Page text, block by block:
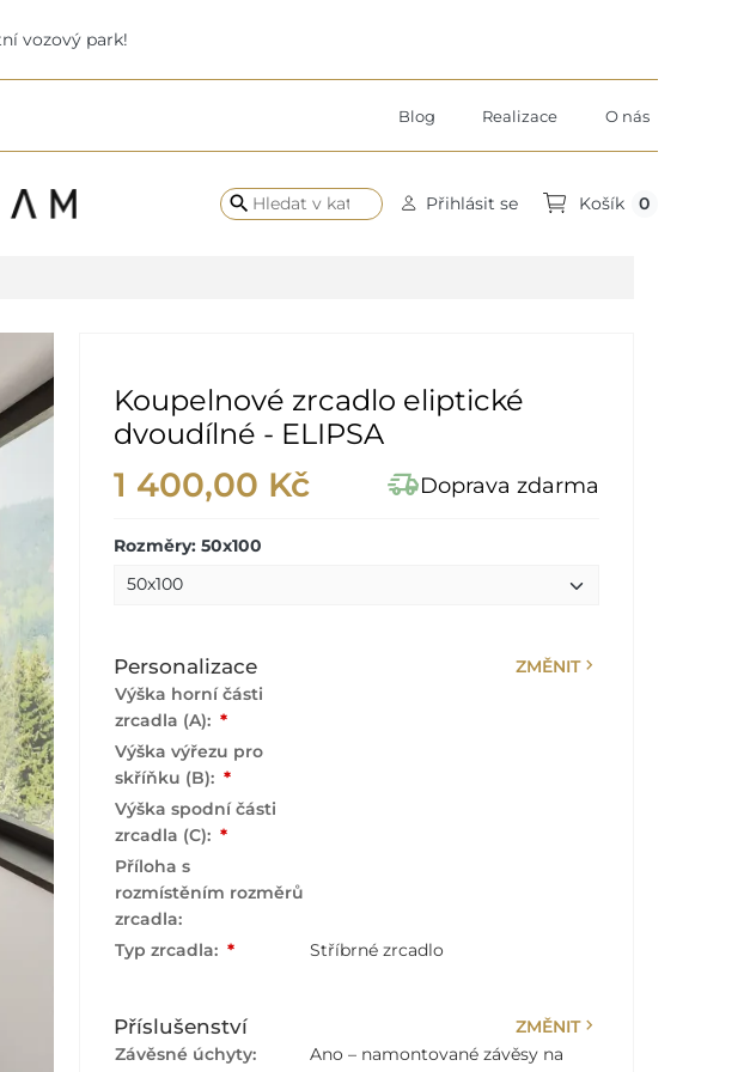
vozový park!
Blog Realizace O nás
search Přihlásit se Košík 0
Koupelnové zrcadlo eliptické
dvoudílné - ELIPSA
1 400,00 Kč delivery_truck_speedDoprava zdarma
Rozměry: 50x100
Personalizace ZMĚNITchevron_right
Výška horní části
zrcadla (A): *
Výška výřezu pro
skříňku (B): *
Výška spodní části
zrcadla (C): *
Příloha s
rozmístěním rozměrů
zrcadla:
Typ zrcadla: * Stříbrné zrcadlo
Příslušenství ZMĚNITchevron_right
Závěsné úchyty:
Ano – namontované závěsy na